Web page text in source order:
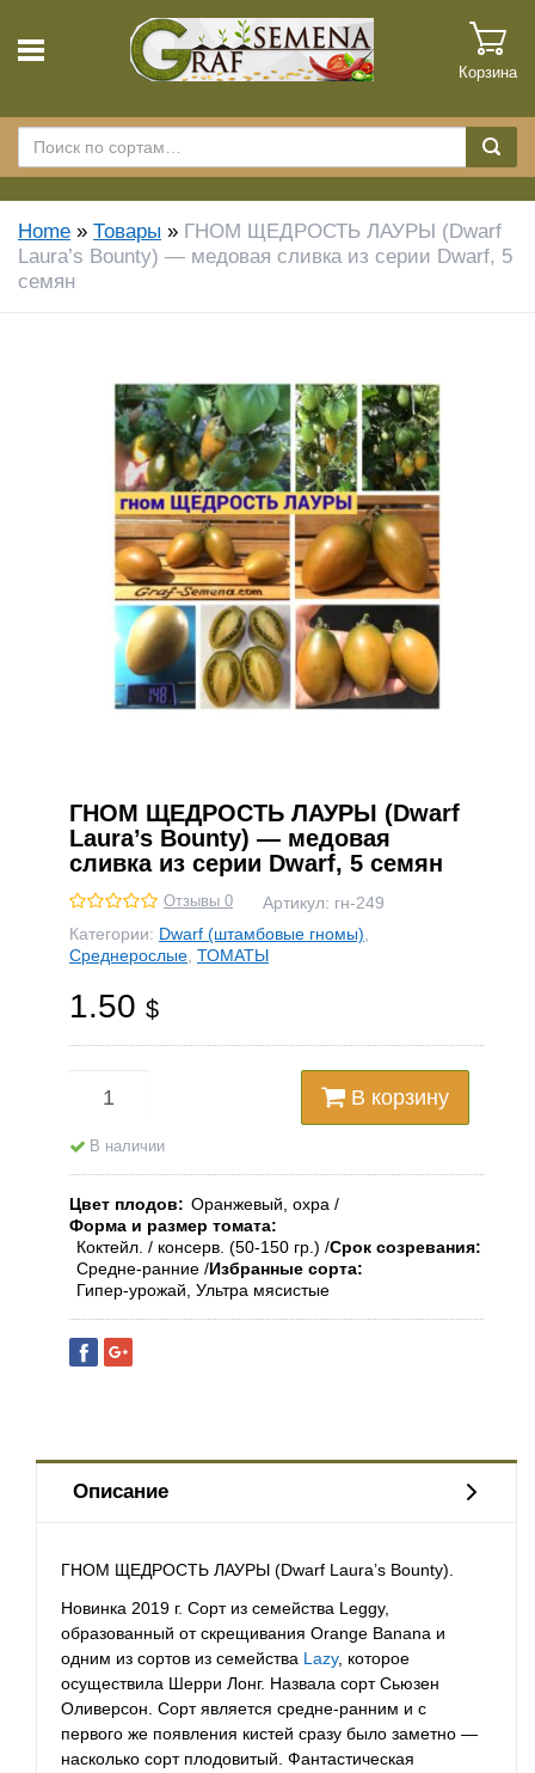
Корзина
Home » Товары » ГНОМ ЩЕДРОСТЬ ЛАУРЫ (Dwarf
Laura’s Bounty) — медовая сливка из серии Dwarf, 5
семян
ГНОМ ЩЕДРОСТЬ ЛАУРЫ (Dwarf
Laura’s Bounty) — медовая
сливка из серии Dwarf, 5 семян
Отзывы 0 Артикул: гн-249
Категории: Dwarf (штамбовые гномы)
Среднерослые ТОМАТЫ
1.50 $
В корзину
В наличии
Цвет плодов
Оранжевый, охра
Форма и размер томата
Коктейл. / консерв. (50-150 гр.) Срок созревания
Средне-ранние Избранные сорта
Гипер-урожай, Ультра мясистые
Описание
ГНОМ ЩЕДРОСТЬ ЛАУРЫ (Dwarf Laura’s Bounty).
Новинка 2019 г. Сорт из семейства Leggy,
образованный от скрещивания Orange Banana и
одним из сортов из семейства Lazy, которое
осуществила Шерри Лонг. Назвала сорт Сьюзен
Оливерсон. Сорт является средне-ранним и с
первого же появления кистей сразу было заметно —
насколько сорт плодовитый. Фантастическая